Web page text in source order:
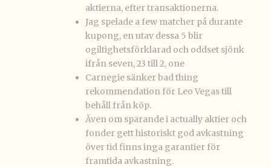
aktierna, efter transaktionerna.
Jag spelade a few matcher på durante
kupong, en utav dessa 5 blir
ogiltighetsförklarad och oddset sjönk
ifrån seven, 23 till 2, one
Carnegie sänker bad thing
rekommendation för Leo Vegas till
behåll från köp.
Även om sparande i actually aktier och
fonder gett historiskt god avkastning
över tid finns inga garantier för
framtida avkastning.